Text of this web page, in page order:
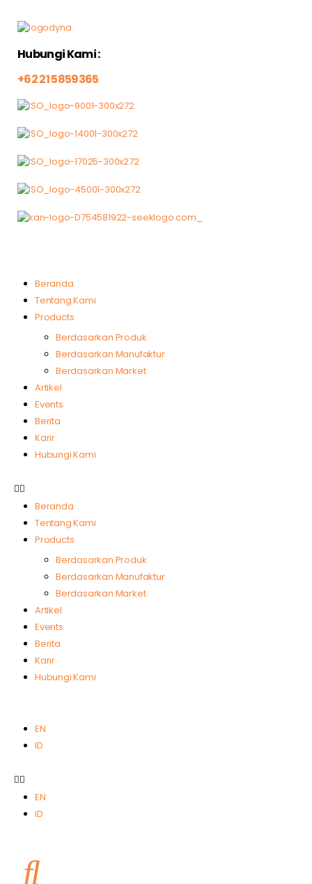
Hubungi Kami :
+62 21 5859365
Beranda
Tentang Kami
Products
Berdasarkan Produk
Berdasarkan Manufaktur
Berdasarkan Market
Artikel
Events
Berita
Karir
Hubungi Kami
Beranda
Tentang Kami
Products
Berdasarkan Produk
Berdasarkan Manufaktur
Berdasarkan Market
Artikel
Events
Berita
Karir
Hubungi Kami
EN
ID
EN
ID